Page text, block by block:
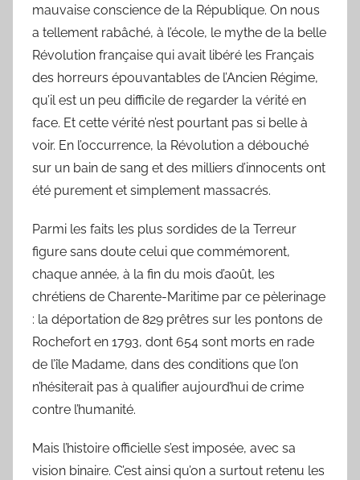
a
C
h
a
n
d
u
u
r
mauvaise conscience de la République. On nous
a tellement rabâché, à l’école, le mythe de la belle
Révolution française qui avait libéré les Français
des horreurs épouvantables de l’Ancien Régime,
qu’il est un peu difficile de regarder la vérité en
face. Et cette vérité n’est pourtant pas si belle à
voir. En l’occurrence, la Révolution a débouché
sur un bain de sang et des milliers d’innocents ont
été purement et simplement massacrés.
Parmi les faits les plus sordides de la Terreur
figure sans doute celui que commémorent,
chaque année, à la fin du mois d’août, les
chrétiens de Charente-Maritime par ce pèlerinage
: la déportation de 829 prêtres sur les pontons de
Rochefort en 1793, dont 654 sont morts en rade
de l’île Madame, dans des conditions que l’on
n’hésiterait pas à qualifier aujourd’hui de crime
contre l’humanité.
Mais l’histoire officielle s’est imposée, avec sa
vision binaire. C’est ainsi qu’on a surtout retenu les